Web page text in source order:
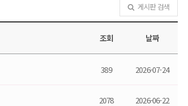
게시판 검색
조회 날짜
389 2026-07-24
2078 2026-06-22